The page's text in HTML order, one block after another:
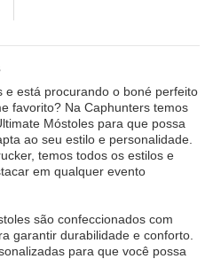
e está procurando o boné perfeito
favorito? Na Caphunters temos
Móstoles para que possa
ao seu estilo e personalidade.
temos todos os estilos e
em qualquer evento
são confeccionados com
garantir durabilidade e conforto.
para que você possa